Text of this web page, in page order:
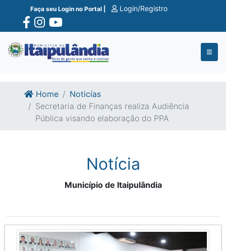
Ir para o conte�do
Ir para o fim do conte�do
Faça seu Login no Portal | Login/Registro
Home
Noticías
Secretaria de Finanças realiza Audiência
Pública visando elaboração do PPA
Notícia
Município de Itaipulândia